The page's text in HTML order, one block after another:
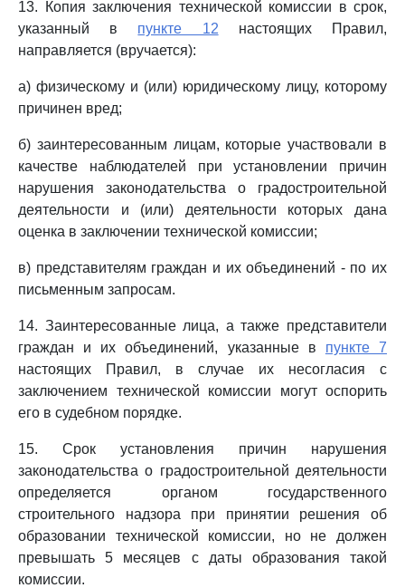
13. Копия заключения технической комиссии в срок,
указанный в пункте 12 настоящих Правил,
направляется (вручается):
а) физическому и (или) юридическому лицу, которому
причинен вред;
б) заинтересованным лицам, которые участвовали в
качестве наблюдателей при установлении причин
нарушения законодательства о градостроительной
деятельности и (или) деятельности которых дана
оценка в заключении технической комиссии;
в) представителям граждан и их объединений - по их
письменным запросам.
14. Заинтересованные лица, а также представители
граждан и их объединений, указанные в пункте 7
настоящих Правил, в случае их несогласия с
заключением технической комиссии могут оспорить
его в судебном порядке.
15. Срок установления причин нарушения
законодательства о градостроительной деятельности
определяется органом государственного
строительного надзора при принятии решения об
образовании технической комиссии, но не должен
превышать 5 месяцев с даты образования такой
комиссии.